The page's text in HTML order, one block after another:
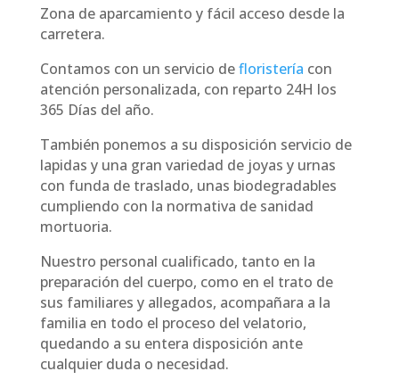
Zona de aparcamiento y fácil acceso desde la
carretera.
Contamos con un servicio defloristería con
atención personalizada, con reparto 24H los
365 Días del año.
También ponemos a su disposición servicio de
lapidas y una gran variedad de joyas y urnas
con funda de traslado, unas biodegradables
cumpliendo con la normativa de sanidad
mortuoria.
Nuestro personal cualificado, tanto en la
preparación del cuerpo, como en el trato de
sus familiares y allegados, acompañara a la
familia en todo el proceso del velatorio,
quedando a su entera disposición ante
cualquier duda o necesidad.